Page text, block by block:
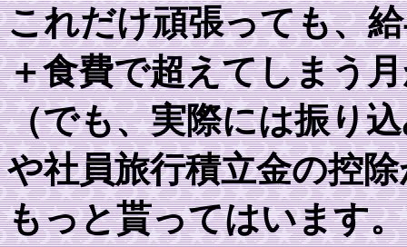
これだけ頑張っても、
＋食費で超えてしまう
（でも、実際には振り
や社員旅行積立金の控
もっと貰ってはいます